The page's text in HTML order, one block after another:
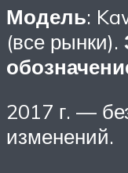
Модель:
(все рынки).
2017 г. —
изменений.